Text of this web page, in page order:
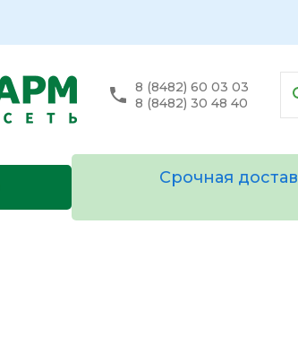
8 (8482) 60 03 03
8 (8482) 30 48 40
Срочная